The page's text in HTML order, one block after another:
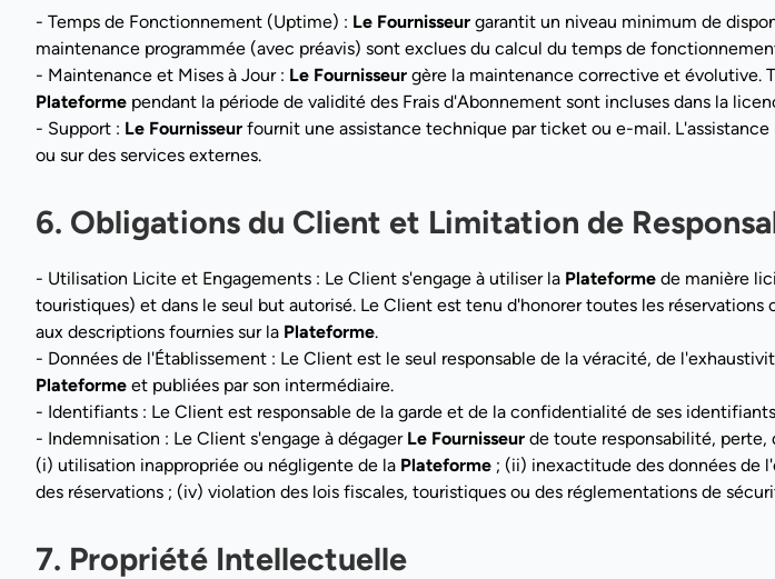
- Temps de Fonctionnement (Uptime) : Le Fournisseur garantit un niveau minimum de
maintenance programmée (avec préavis) sont exclues du calcul du temps de
- Maintenance et Mises à Jour : Le Fournisseur gère la maintenance corrective et évolutive.
Plateforme pendant la période de validité des Frais d'Abonnement sont incluses dans la
- Support : Le Fournisseur fournit une assistance technique par ticket ou e-mail.
ou sur des services externes.
6. Obligations du Client et Limitation de
- Utilisation Licite et Engagements : Le Client s'engage à utiliser la Plateforme de manière
touristiques) et dans le seul but autorisé. Le Client est tenu d'honorer toutes les
aux descriptions fournies sur la Plateforme.
- Données de l'Établissement : Le Client est le seul responsable de la véracité, de
Plateforme et publiées par son intermédiaire.
- Identifiants : Le Client est responsable de la garde et de la confidentialité de ses
- Indemnisation : Le Client s'engage à dégager Le Fournisseur de toute responsabilité, perte,
(i) utilisation inappropriée ou négligente de la Plateforme ; (ii) inexactitude des données de
des réservations ; (iv) violation des lois fiscales, touristiques ou des réglementations de
7. Propriété Intellectuelle